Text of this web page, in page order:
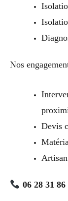
Nos
Devis
06 28 31 86